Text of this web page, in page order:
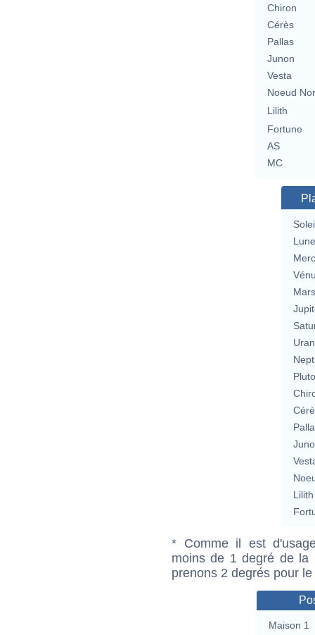
Chiron
Cérès
Pallas
Junon
Vesta
Noeud
Lilith
Fortune
AS
MC
Lune
Mars
Lilith
* Comme il est
moins de 1 degré de la
prenons 2 degrés pour
Maison 1